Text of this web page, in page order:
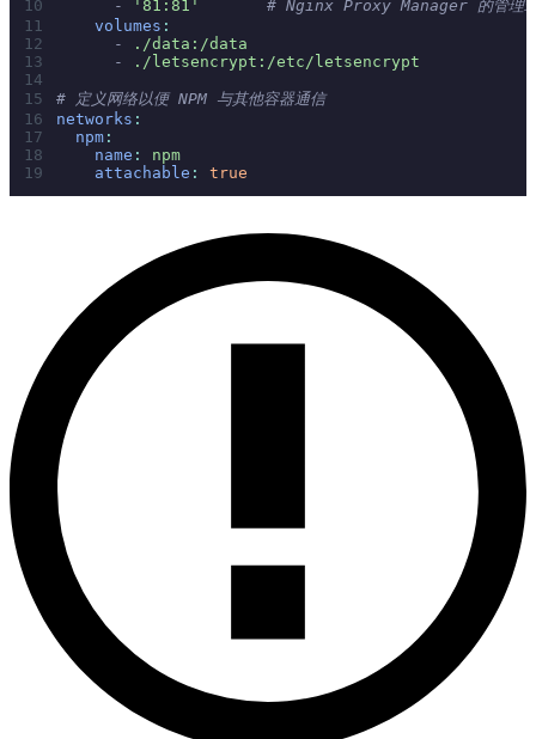
      -
'81:81'
# Nginx Proxy Manager 的管理
    volumes
:
      -
./data:/data
      -
./letsencrypt:/etc/letsencrypt
# 定义网络以便 NPM 与其他容器通信
networks :
  npm
:
    name
:
npm
    attachable
: true